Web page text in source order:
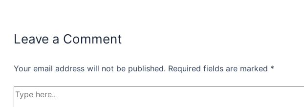
Leave a Comment
Your email address will not be published. Required fields are marked *